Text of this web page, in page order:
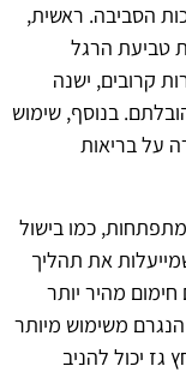
הסביבה. ראשית,
טביעת הרגל
קרובים, ישנה
בנוסף, שימוש
על בריאות
כמו בישול
את תהליך
מהיר יותר
הנגרם משימוש מיותר
גז יכול להניב